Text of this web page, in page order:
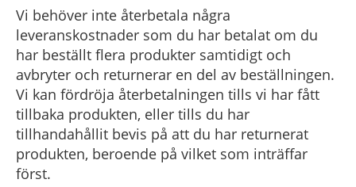
Vi behöver inte återbetala några
leveranskostnader som du har betalat om du
har beställt flera produkter samtidigt och
avbryter och returnerar en del av beställningen.
Vi kan fördröja återbetalningen tills vi har fått
tillbaka produkten, eller tills du har
tillhandahållit bevis på att du har returnerat
produkten, beroende på vilket som inträffar
först.